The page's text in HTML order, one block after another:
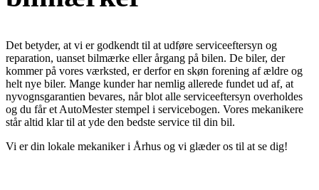
Det betyder, at vi er godkendt til at udføre serviceeftersyn og
reparation, uanset bilmærke eller årgang på bilen. De biler, der
kommer på vores værksted, er derfor en skøn forening af ældre og
helt nye biler. Mange kunder har nemlig allerede fundet ud af, at
nyvognsgarantien bevares, når blot alle serviceeftersyn overholdes
og du får et AutoMester stempel i servicebogen. Vores mekanikere
står altid klar til at yde den bedste service til din bil.
Vi er din lokale mekaniker i Århus og vi glæder os til at se dig!